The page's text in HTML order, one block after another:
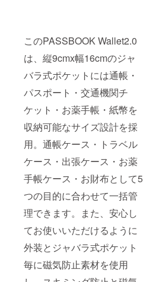
このPASSBOOK Wallet2.0
は、縦9cmx幅16cmのジャ
バラ式ポケットには通帳・
パスポート・交通機関チ
ケット・お薬手帳・紙幣を
収納可能なサイズ設計を採
用。通帳ケース・トラベル
ケース・出張ケース・お薬
手帳ケース・お財布として5
つの目的に合わせて一括管
理できます。また、安心し
てお使いいただけるように
外装とジャバラ式ポケット
毎に磁気防止素材を使用